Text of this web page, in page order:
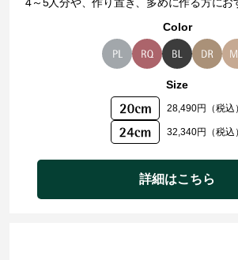
4～5人分や、作り置き、多めに作る方にお
Color
Size
28,490円（税込）
32,340円（税込）
詳細はこちら